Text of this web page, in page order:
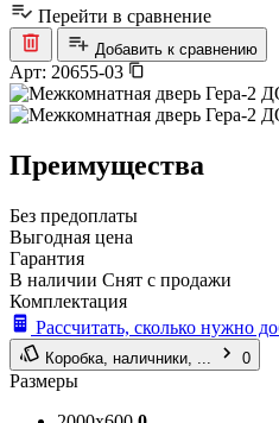
Перейти в сравнение
Добавить к сравнению
Арт: 20655-03
Преимущества
Без предоплаты
Выгодная цена
Гарантия
В наличии Снят с продажи
Комплектация
Рассчитать, сколько нужно
Коробка, наличники, ... 0
Размеры